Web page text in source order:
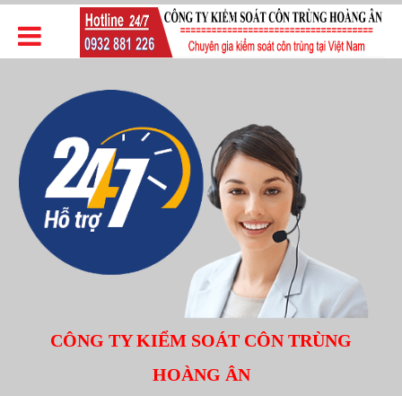
CÔNG TY KIỂM SOÁT CÔN TRÙNG
HOÀNG ÂN